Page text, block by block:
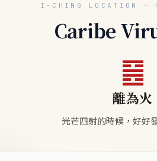
I-CHING LOCATION ·
Caribe
䷝
離為火
光芒四射的時候，好好